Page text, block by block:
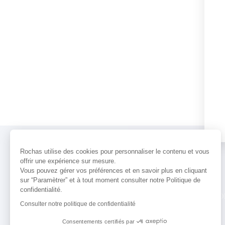
Rochas utilise des cookies pour personnaliser le contenu et vous
offrir une expérience sur mesure.
Vous pouvez gérer vos préférences et en savoir plus en cliquant
sur “Paramètrer” et à tout moment consulter notre Politique de
confidentialité.
Consulter notre politique de confidentialité
Consentements certifiés par